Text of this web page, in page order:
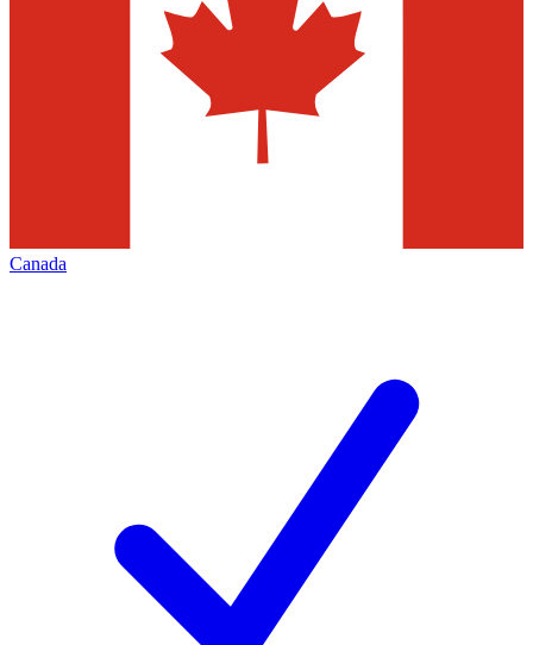
Canada